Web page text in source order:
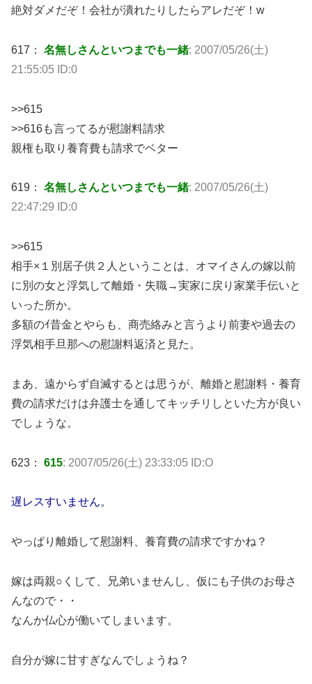
絶対ダメだぞ！会社が潰れたりしたらアレだぞ！w
617： 名無しさんといつまでも一緒: 2007/05/26(土)
21:55:05 ID:0
>>615
>>616も言ってるが慰謝料請求
親権も取り養育費も請求でベター
619： 名無しさんといつまでも一緒: 2007/05/26(土)
22:47:29 ID:0
>>615
相手×１別居子供２人ということは、オマイさんの嫁以前
に別の女と浮気して離婚・失職→実家に戻り家業手伝いと
いった所か。
多額のｲ昔金とやらも、商売絡みと言うより前妻や過去の
浮気相手旦那への慰謝料返済と見た。
まあ、遠からず自滅するとは思うが、離婚と慰謝料・養育
費の請求だけは弁護士を通してキッチリしといた方が良い
でしょうな。
623： 615: 2007/05/26(土) 23:33:05 ID:O
遅レスすいません。
やっぱり離婚して慰謝料、養育費の請求ですかね？
嫁は両親○くして、兄弟いませんし、仮にも子供のお母さ
んなので・・
なんか仏心が働いてしまいます。
自分が嫁に甘すぎなんでしょうね？